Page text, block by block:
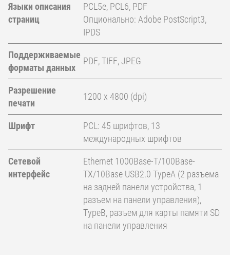
Языки описания
страниц
PCL5e, PCL6, PDF
Опционально: Adobe PostScript3,
IPDS
Поддерживаемые
форматы данных
PDF, TIFF, JPEG
Разрешение
печати
1200 x 4800 (dpi)
Шрифт
PCL: 45 шрифтов, 13
международных шрифтов
Сетевой
интерфейс
Ethernet 1000Base-T/100Base-
TX/10Base USB2.0 TypeA (2 разъема
на задней панели устройства, 1
разъем на панели управления),
TypeB, разъем для карты памяти SD
на панели управления